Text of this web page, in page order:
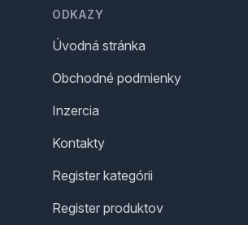
ODKAZY
Úvodná stránka
Obchodné podmienky
Inzercia
Kontakty
Register kategórii
Register produktov